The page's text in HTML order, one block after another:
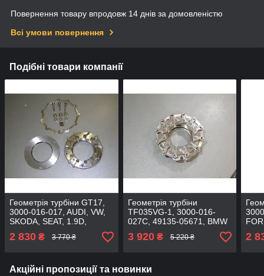
Повернення товару впродовж 14 днів за домовленістю
Всі умови повернення
Подібні товари компанії
Геометрія турбіни GT17,
3000-016-017, AUDI, VW,
SKODA, SEAT, 1.9D,
454231-0002, 454231-
0006
2 830 ₴ 3 770 ₴
Геометрія турбіни
TF035VG-1, 3000-016-
027C, 49135-05671, BMW
2.0D
3 920₴ 5 220 ₴ 2
Акційні пропозиції та новинки